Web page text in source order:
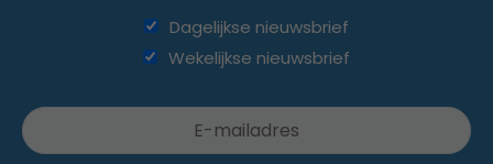
Dagelijkse nieuwsbrief
Wekelijkse nieuwsbrief